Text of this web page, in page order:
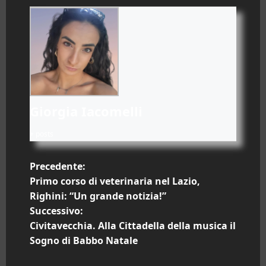
N
a
v
i
Precedente:
Primo corso di veterinaria nel Lazio,
Righini: “Un grande notizia!”
Successivo:
Civitavecchia. Alla Cittadella della musica il
Sogno di Babbo Natale